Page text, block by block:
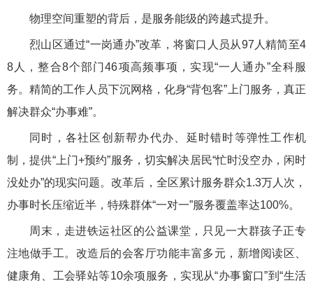
物理空间重塑的背后，是服务能级的跨越式提升。
烈山区通过“一岗通办”改革，将窗口人员从97人精简至4
8人，整合8个部门46项高频事项，实现“一人通办”全科服
务。精简的工作人员下沉网格，化身“背包客”上门服务，真正
解决群众“办事难”。
同时，各社区创新帮办代办、延时错时等弹性工作机
制，提供“上门+预约”服务，切实解决居民“忙时没空办，闲时
没处办”的现实问题。改革后，全区累计服务群众1.3万人次，
办事时长压缩近半，特殊群体“一对一”服务覆盖率达100%。
周末，走进铁运社区的公益课堂，只见一大群孩子正专
注地做手工。改造后的会客厅功能丰富多元，新增阅读区、
健康角、工会驿站等10余项服务，实现从“办事窗口”到“生活